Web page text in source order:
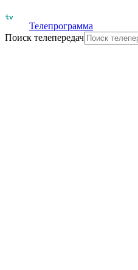
Телепрограмма
Поиск телепередач